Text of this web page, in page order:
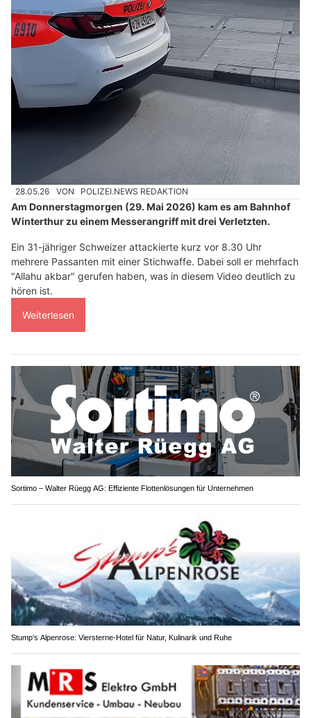
28.05.26 VON POLIZEI.NEWS REDAKTION
Am Donnerstagmorgen (29. Mai 2026) kam es am Bahnhof
Winterthur zu einem Messerangriff mit drei Verletzten.
Ein 31-jähriger Schweizer attackierte kurz vor 8.30 Uhr
mehrere Passanten mit einer Stichwaffe. Dabei soll er mehrfach
"Allahu akbar" gerufen haben, was in diesem Video deutlich zu
hören ist.
Weiterlesen
Sortimo – Walter Rüegg AG: Effiziente Flottenlösungen für Unternehmen
Stump’s Alpenrose: Viersterne-Hotel für Natur, Kulinarik und Ruhe